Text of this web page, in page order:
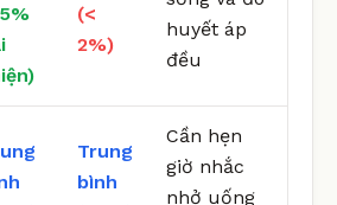
(<
2%)
huyết áp
đều
Trung
bình
Cần hẹn
giờ nhắc
nhở uống